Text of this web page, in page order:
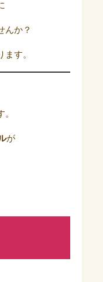
んか？
す。
が